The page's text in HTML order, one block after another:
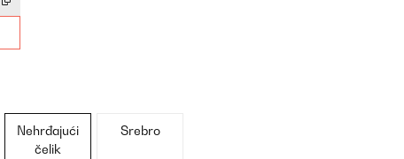
Nehrđajući
čelik
Srebro